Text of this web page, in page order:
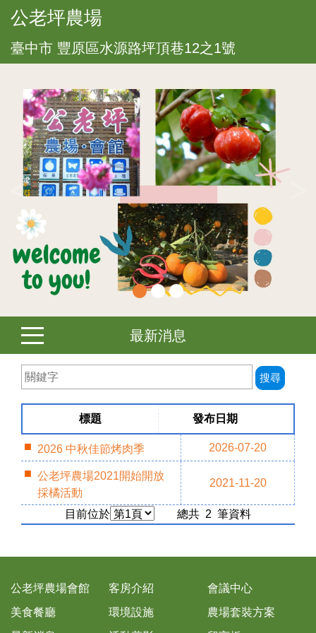
公老坪農場
臺中市 豐原區水源路坪頂巷12之1號
最新消息
標題 發布日期
2026 中秋佳節烤肉季 2026-07-20
公老坪農場2021開始開放
採橘活動
2021-11-20
目前位於 總共 2 筆資料
公老坪農場會館 客房介紹
會議中心
美食餐廳
環境設施
農場套裝方案